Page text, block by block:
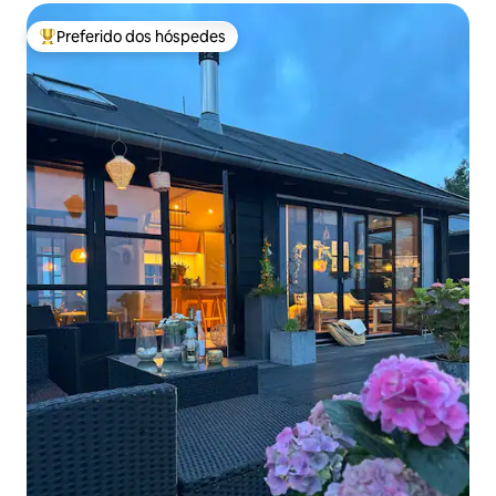
Entre os melhores preferidos dos hóspedes
Preferido dos hóspedes